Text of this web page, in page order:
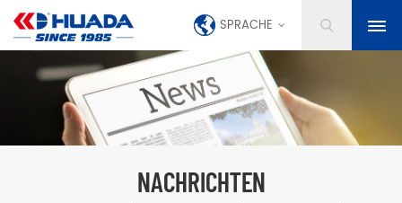
SPRACHE
NACHRICHTEN